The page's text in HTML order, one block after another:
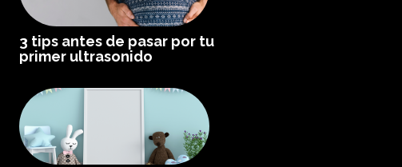
3 tips antes de pasar por tu
primer ultrasonido